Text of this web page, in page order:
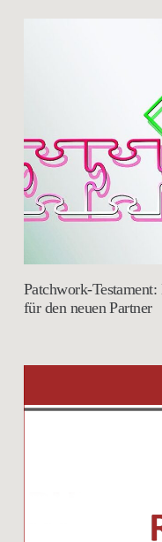
Patchwork-
für den neuen Partner